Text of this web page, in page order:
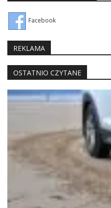
Facebook
REKLAMA
OSTATNIO CZYTANE